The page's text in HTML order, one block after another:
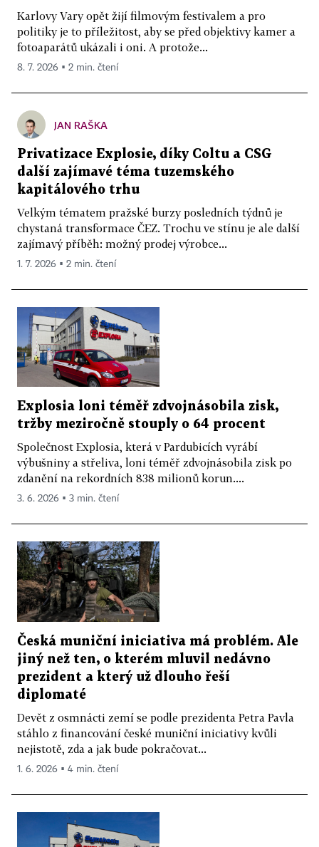
Karlovy Vary opět žijí filmovým festivalem a pro
politiky je to příležitost, aby se před objektivy kamer a
fotoaparátů ukázali i oni. A protože...
8. 7. 2026 ▪ 2 min. čtení
JAN RAŠKA
Privatizace Explosie, díky Coltu a CSG
další zajímavé téma tuzemského
kapitálového trhu
Velkým tématem pražské burzy posledních týdnů je
chystaná transformace ČEZ. Trochu ve stínu je ale další
zajímavý příběh: možný prodej výrobce...
1. 7. 2026 ▪ 2 min. čtení
Explosia loni téměř zdvojnásobila zisk,
tržby meziročně stouply o 64 procent
Společnost Explosia, která v Pardubicích vyrábí
výbušniny a střeliva, loni téměř zdvojnásobila zisk po
zdanění na rekordních 838 milionů korun....
3. 6. 2026 ▪ 3 min. čtení
Česká muniční iniciativa má problém. Ale
jiný než ten, o kterém mluvil nedávno
prezident a který už dlouho řeší
diplomaté
Devět z osmnácti zemí se podle prezidenta Petra Pavla
stáhlo z financování české muniční iniciativy kvůli
nejistotě, zda a jak bude pokračovat...
1. 6. 2026 ▪ 4 min. čtení